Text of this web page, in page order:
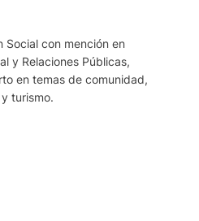
Social con mención en
y Relaciones Públicas,
en temas de comunidad,
turismo.